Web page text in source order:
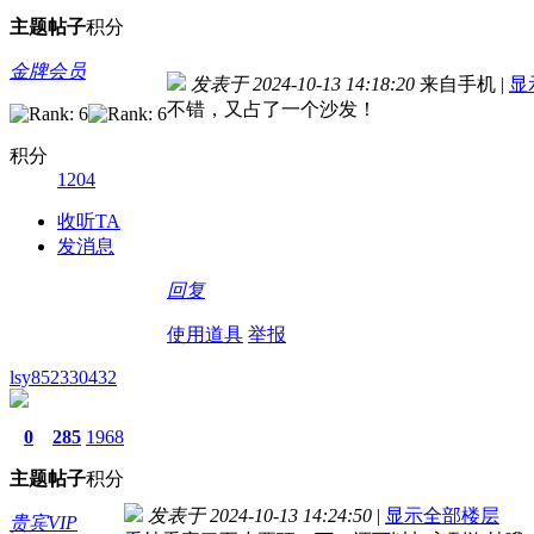
主题帖子积分
金牌会员
积分
1204
收听TA
发消息
发表于 2024-10-13 14:18:20 来自手机 | 显
不错，又占了一个沙发！
回复
使用道具 举报
lsy852330432
0
主题
285
帖子
1968
积分
贵宾VIP 发表于 2024-10-13 14:24:50 | 显示全部楼层